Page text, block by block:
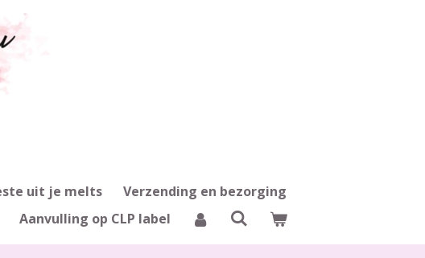
uit je melts
Verzending en bezorging
Aanvulling op CLP label